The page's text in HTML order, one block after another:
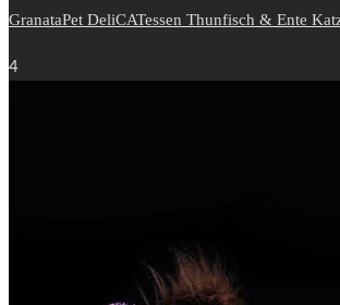
GranataPet DeliCATessen Thunfisch & Ente
4